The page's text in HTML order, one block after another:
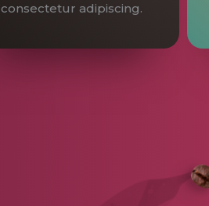
consectetur adipiscing.